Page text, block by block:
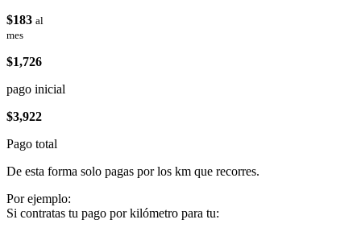
$183 al
mes
$1,726
pago inicial
$3,922
Pago total
De esta forma solo pagas por los km que recorres.
Por ejemplo:
Si contratas tu pago por kilómetro para tu: